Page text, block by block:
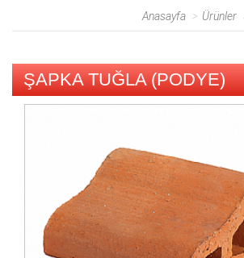
Anasayfa Ürünler
ŞAPKA TUĞLA (PODYE)